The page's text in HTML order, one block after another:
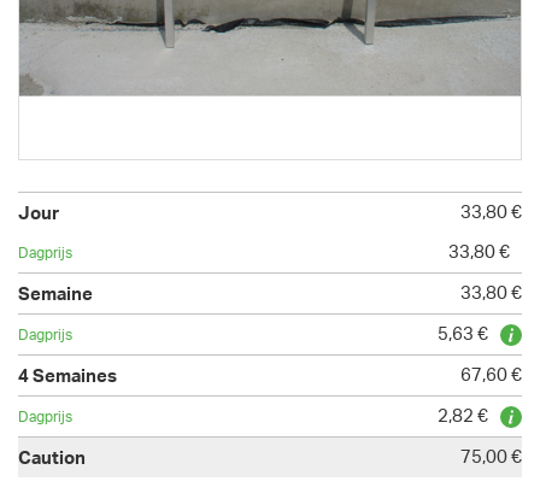
33,80 €
33,80 €
33,80 €
5,63 €
67,60 €
2,82 €
75,00 €